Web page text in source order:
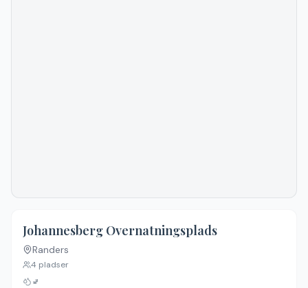
Johannesberg Overnatningsplads
Randers
4 pladser
🚽